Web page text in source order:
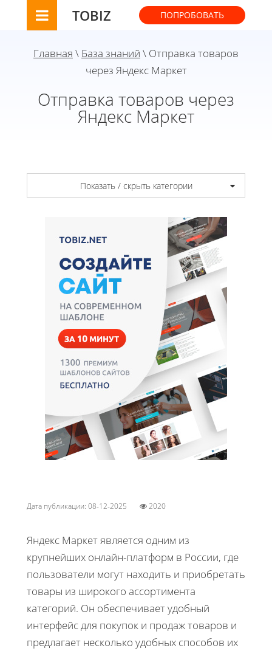
TOBIZ ПОПРОБОВАТЬ
Главная \ База знаний \ Отправка товаров
через Яндекс Маркет
Отправка товаров через
Яндекс Маркет
Показать / скрыть категории
Дата публикации: 08-12-2025 2020
Яндекс Маркет является одним из
крупнейших онлайн-платформ в России, где
пользователи могут находить и приобретать
товары из широкого ассортимента
категорий. Он обеспечивает удобный
интерфейс для покупок и продаж товаров и
предлагает несколько удобных способов их